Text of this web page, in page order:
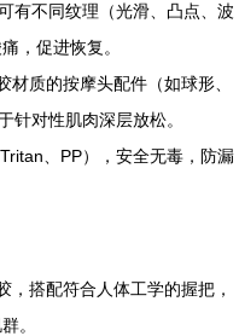
有不同纹理（光滑、凸点、波
，促进恢复。
材质的按摩头配件（如球形、
针对性肌肉深层放松。
、PP），安全无毒，防漏
搭配符合人体工学的握把，
。